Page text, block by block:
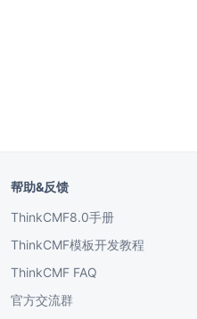
帮助&反馈
ThinkCMF8.0手册
ThinkCMF模板开发教程
ThinkCMF FAQ
官方交流群